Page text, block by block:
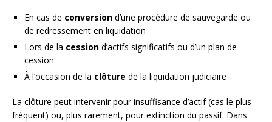
En cas de conversion d’une procédure de sauvegarde ou
de redressement en liquidation
Lors de la cession d’actifs significatifs ou d’un plan de
cession
À l’occasion de la clôture de la liquidation judiciaire
La clôture peut intervenir pour insuffisance d’actif (cas le plus
fréquent) ou, plus rarement, pour extinction du passif. Dans